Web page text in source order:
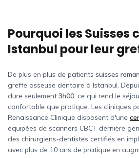
Pourquoi lesSuisses
Istanbul pour leur
De plus en plus de patients suisses
greffe osseuse dentaire à Istanbul.
dure seulement 3h00, ce qui rend le
confortable que pratique. Les cliniques
Renaissance Clinique disposent d'une
équipées de scanners CBCT dernière
des chirurgiens-dentistes certifiés en
avec plus de 10 ans de pratique en